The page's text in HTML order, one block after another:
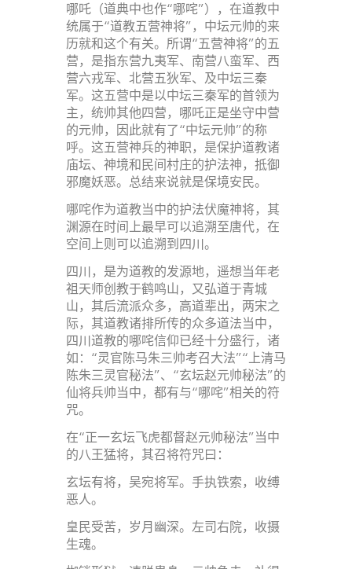
哪吒（道典中也作“哪咤”），在道教中
统属于“道教五营神将”，中坛元帅的来
历就和这个有关。所谓“五营神将”的五
营，是指东营九夷军、南营八蛮军、西
营六戎军、北营五狄军、及中坛三秦
军。这五营中是以中坛三秦军的首领为
主，统帅其他四营，哪吒正是坐守中营
的元帅，因此就有了“中坛元帅”的称
呼。这五营神兵的神职，是保护道教诸
庙坛、神境和民间村庄的护法神，抵御
邪魔妖恶。总结来说就是保境安民。
哪咤作为道教当中的护法伏魔神将，其
渊源在时间上最早可以追溯至唐代，在
空间上则可以追溯到四川。
四川，是为道教的发源地，遥想当年老
祖天师创教于鹤鸣山，又弘道于青城
山，其后流派众多，高道辈出，两宋之
际，其道教诸排所传的众多道法当中，
四川道教的哪咤信仰已经十分盛行，诸
如：“灵官陈马朱三帅考召大法”“上清马
陈朱三灵官秘法”、“玄坛赵元帅秘法”的
仙将兵帅当中，都有与“哪咤”相关的符
咒。
在“正一玄坛飞虎都督赵元帅秘法”当中
的八王猛将，其召将符咒曰：
玄坛有将，吴宛将军。手执铁索，收缚
恶人。
皇民受苦，岁月幽深。左司右院，收摄
生魂。